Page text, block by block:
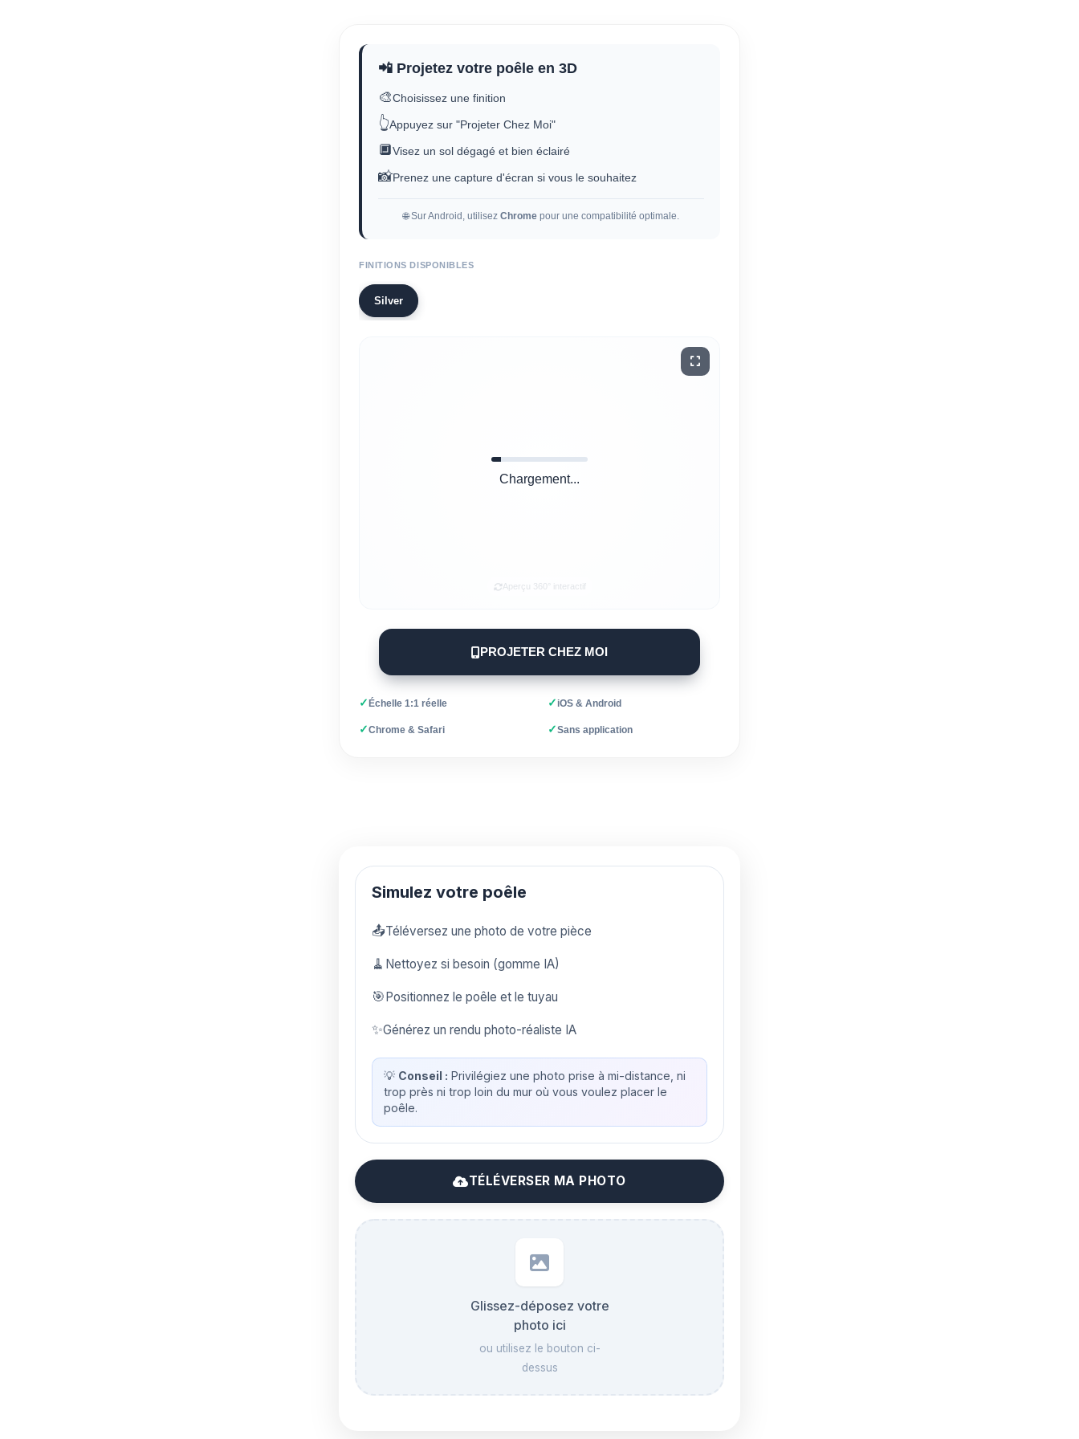
📲 Projetez votre poêle en 3D
🎨Choisissez une finition
👆Appuyez sur "Projeter Chez Moi"
🔲Visez un sol dégagé et bien éclairé
📸Prenez une capture d'écran si vous le souhaitez
🌐 Sur Android, utilisez Chrome pour une compatibilité optimale.
FINITIONS DISPONIBLES
Silver
Chargement...
Aperçu 360° interactif
PROJETER CHEZ MOI
✓Échelle 1:1 réelle ✓iOS & Android
✓Chrome & Safari ✓Sans application
Simulez votre poêle
📤Téléversez une photo de votre pièce
🧹 Nettoyez si besoin (gomme IA)
🎯Positionnez le poêle et le tuyau
✨Générez un rendu photo-réaliste IA
💡 Conseil : Privilégiez une photo prise à mi-distance, ni
trop près ni trop loin du mur où vous voulez placer le
poêle.
TÉLÉVERSER MA PHOTO
Glissez-déposez votre
photo ici
ou utilisez le bouton ci-
dessus